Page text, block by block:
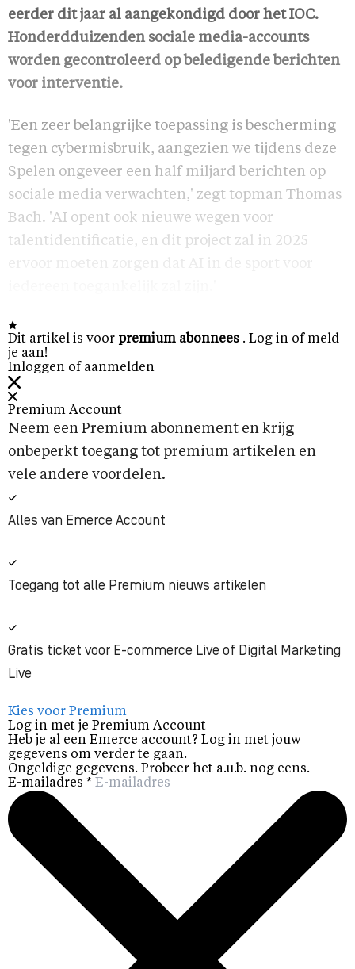
eerder dit jaar al aangekondigd door het IOC.
Honderdduizenden sociale media-accounts
worden gecontroleerd op beledigende berichten
voor interventie.
'Een zeer belangrijke toepassing is bescherming
tegen cybermisbruik, aangezien we tijdens deze
Spelen ongeveer een half miljard berichten op
sociale media verwachten,' zegt topman Thomas
Bach. 'AI opent ook nieuwe wegen voor
talentidentificatie, en dit project zal in 2025
Dit artikel is voor premium abonnees . Log in of meld
je aan!
Inloggen of aanmelden
Premium Account
Neem een Premium abonnement en krijg
onbeperkt toegang tot premium artikelen en
vele andere voordelen.
Alles van Emerce Account
Toegang tot alle Premium nieuws artikelen
Gratis ticket voor E-commerce Live of Digital Marketing
Live
Kies voor Premium
Log in met je Premium Account
Heb je al een Emerce account? Log in met jouw
gegevens om verder te gaan.
Ongeldige gegevens. Probeer het a.u.b. nog eens.
E-mailadres *